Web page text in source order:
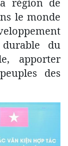
région de
le monde
du
apporter
des